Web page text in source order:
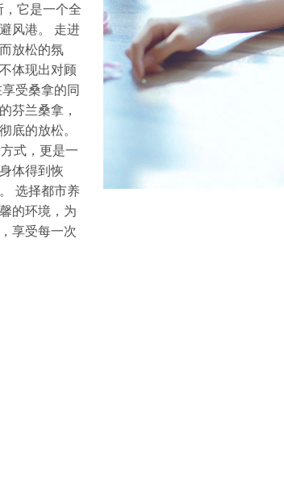
它是一个全
风港。 走进
放松的氛
体现出对顾
受桑拿的同
芬兰桑拿，
底的放松。
式，更是一
体得到恢
选择都市养
的环境，为
享受每一次